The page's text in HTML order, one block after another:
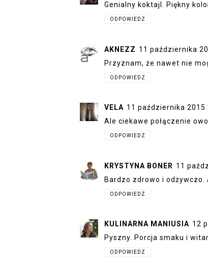
Genialny koktajl. Piękny
ODPOWIEDZ
AKNEZZ 11 października
Przyznam, że nawet nie
ODPOWIEDZ
VELA 11 października 2015
Ale ciekawe połączenie
ODPOWIEDZ
KRYSTYNA BONER 11
Bardzo zdrowo i
ODPOWIEDZ
KULINARNA MANIUSIA 12
Pyszny. Porcja smaku i
ODPOWIEDZ